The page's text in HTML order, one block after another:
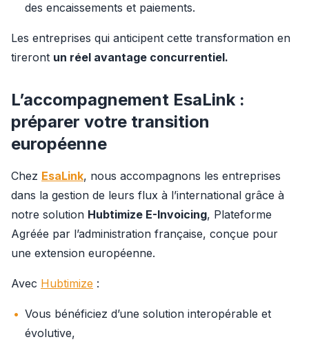
des encaissements et paiements.
Les entreprises qui anticipent cette transformation en
tireront un réel avantage concurrentiel.
L’accompagnement EsaLink :
préparer votre transition
européenne
Chez EsaLink, nous accompagnons les entreprises
dans la gestion de leurs flux à l’international grâce à
notre solution Hubtimize E-Invoicing, Plateforme
Agréée par l’administration française, conçue pour
une extension européenne.
Avec Hubtimize :
Vous bénéficiez d’une solution interopérable et
évolutive,